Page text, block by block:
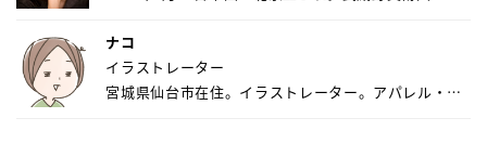
ナコ
イラストレーター
宮城県仙台市在住。イラストレーター。アパレル・キ